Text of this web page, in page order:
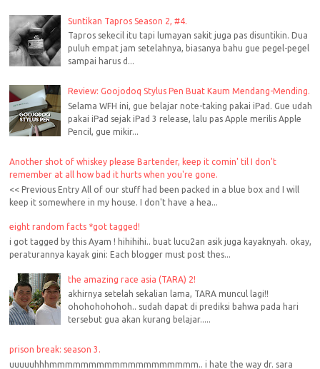
Suntikan Tapros Season 2, #4.
Tapros sekecil itu tapi lumayan sakit juga pas disuntikin. Dua
puluh empat jam setelahnya, biasanya bahu gue pegel-pegel
sampai harus d...
Review: Goojodoq Stylus Pen Buat Kaum Mendang-Mending.
Selama WFH ini, gue belajar note-taking pakai iPad. Gue udah
pakai iPad sejak iPad 3 release, lalu pas Apple merilis Apple
Pencil, gue mikir...
Another shot of whiskey please Bartender, keep it comin' til I don't
remember at all how bad it hurts when you're gone.
<< Previous Entry All of our stuff had been packed in a blue box and I will
keep it somewhere in my house. I don't have a hea...
eight random facts *got tagged!
i got tagged by this Ayam ! hihihihi.. buat lucu2an asik juga kayaknyah. okay,
peraturannya kayak gini: Each blogger must post thes...
the amazing race asia (TARA) 2!
akhirnya setelah sekalian lama, TARA muncul lagi!!
ohohohohohoh.. sudah dapat di prediksi bahwa pada hari
tersebut gua akan kurang belajar.....
prison break: season 3.
uuuuuhhhmmmmmmmmmmmmmmmmmmm.. i hate the way dr. sara